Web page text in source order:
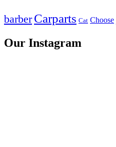
barber Carparts Cat Choose
Our Instagram